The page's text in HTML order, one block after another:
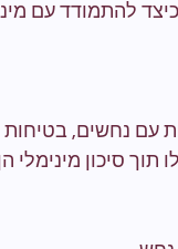
להתמודד עם
נחשים, בטיחות
סיכון מינימלי